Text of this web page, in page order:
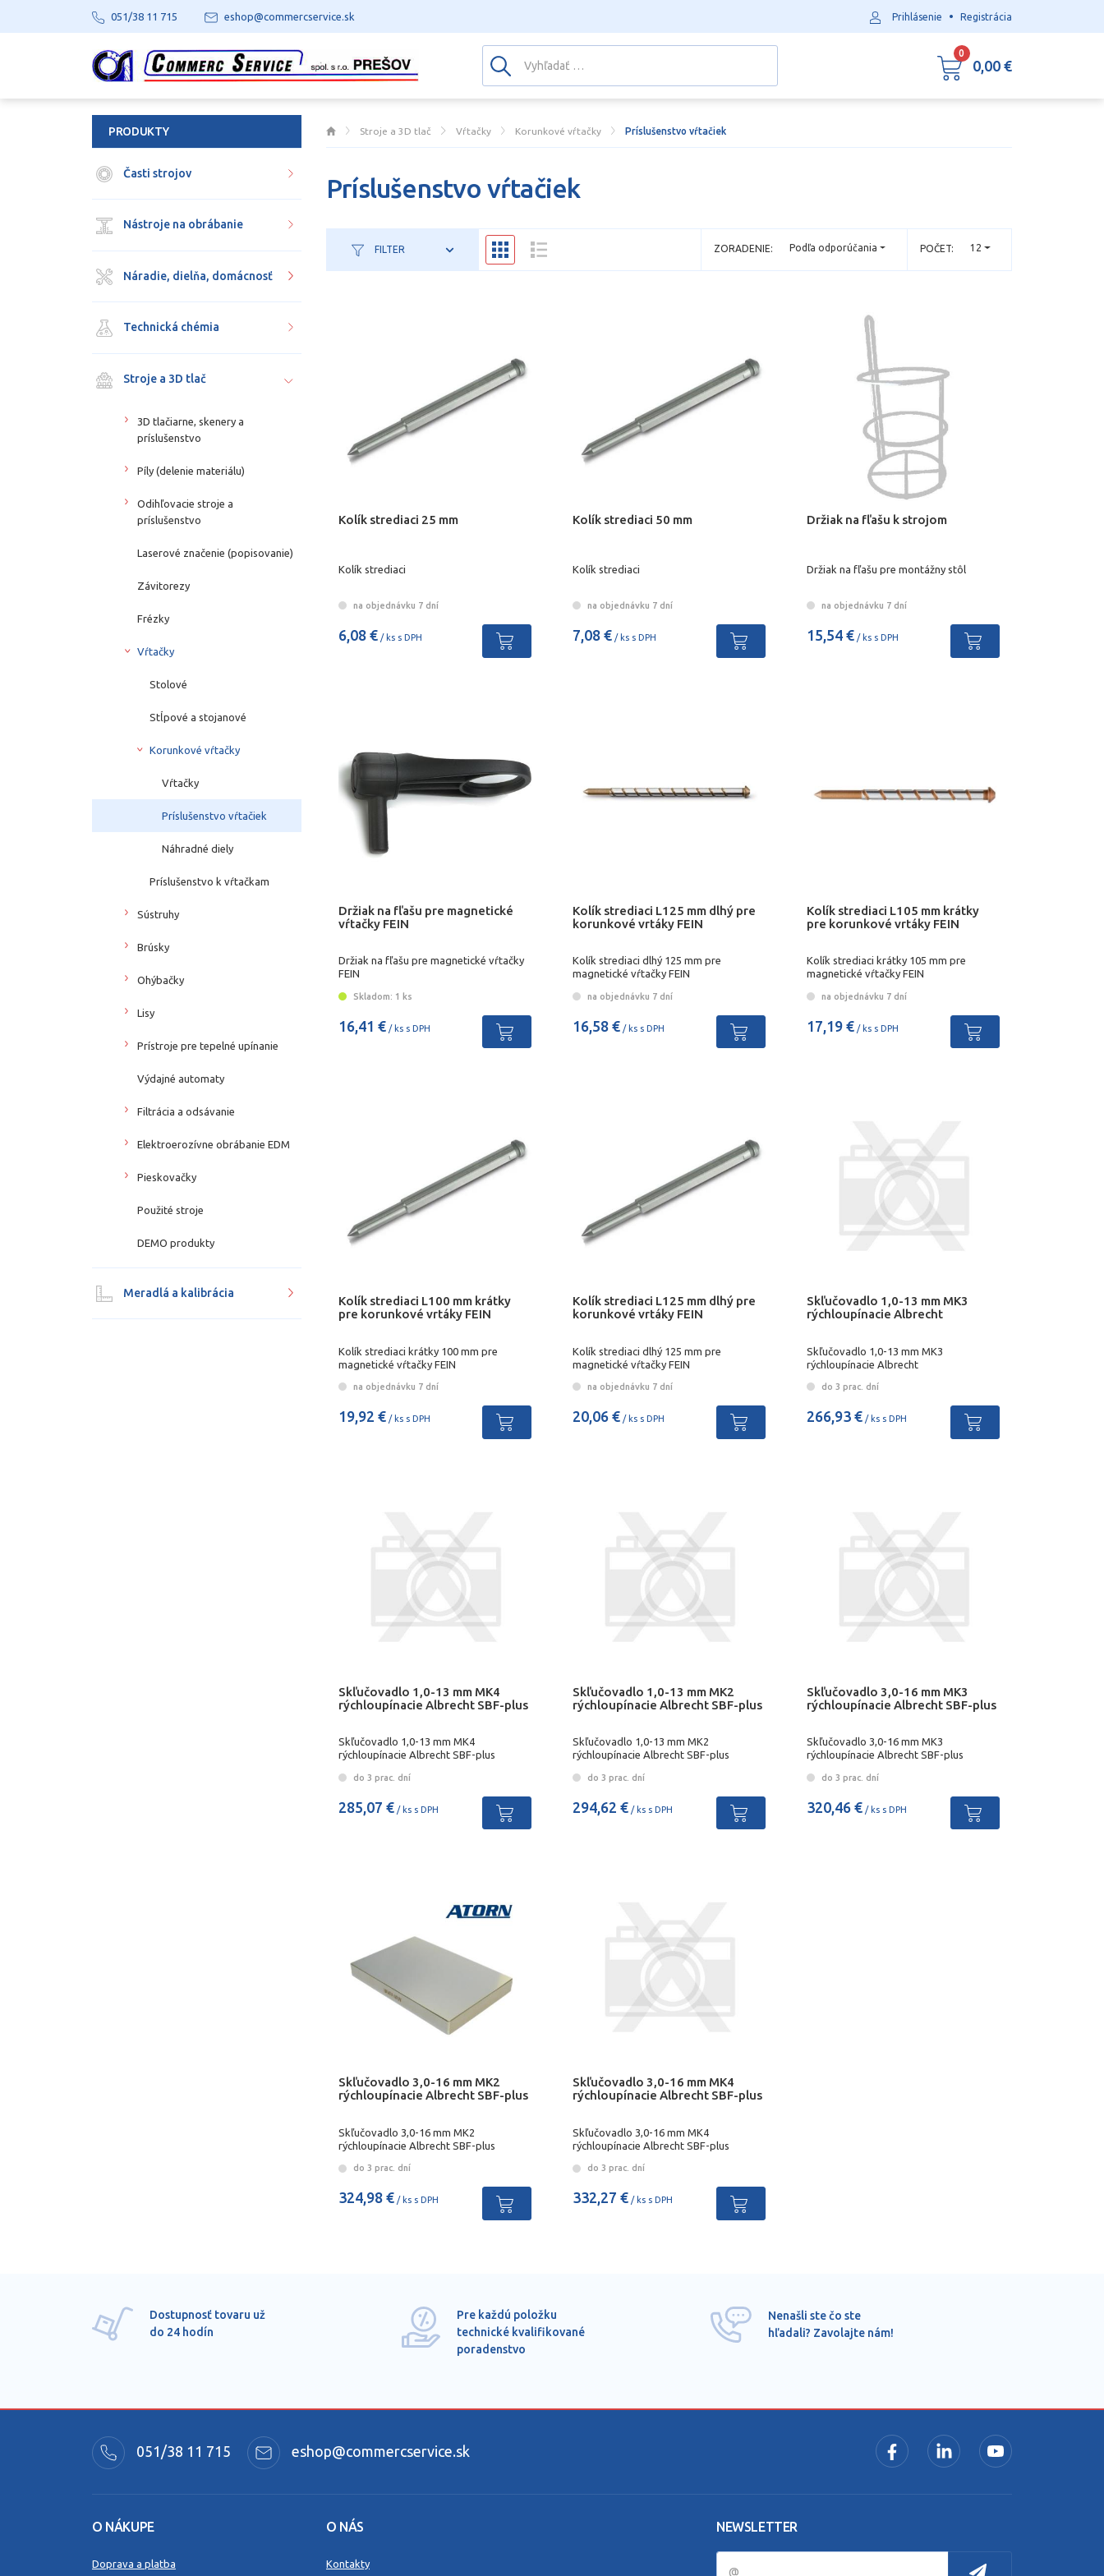
Stroje a 3D tlač Vŕtačky Korunkové vŕtačky Príslušenstvo vŕtačiek
Príslušenstvo vŕtačiek
FILTER POČET: 12
ZORADENIE: Podľa odporúčania
Kolík strediaci 25 mm
Kolík strediaci
na objednávku 7 dní
6,08 € / ks s DPH
Kolík strediaci 50 mm
Kolík strediaci
na objednávku 7 dní
7,08 €/ ks s DPH
Držiak na fľašu k strojom
Držiak na fľašu pre montážny stôl
na objednávku 7 dní
15,54 €/ ks s DPH
Držiak na fľašu pre magnetické
vŕtačky FEIN
Držiak na fľašu pre magnetické vŕtačky
FEIN
Skladom: 1 ks
16,41 € / ks s DPH
Kolík strediaci L125 mm dlhý pre
korunkové vrtáky FEIN
Kolík strediaci dlhý 125 mm pre
magnetické vŕtačky FEIN
na objednávku 7 dní
16,58 €/ ks s DPH
Kolík strediaci L105 mm krátky
pre korunkové vrtáky FEIN
Kolík strediaci krátky 105 mm pre
magnetické vŕtačky FEIN
na objednávku 7 dní
17,19 €/ ks s DPH
Kolík strediaci L100 mm krátky
pre korunkové vrtáky FEIN
Kolík strediaci krátky 100 mm pre
magnetické vŕtačky FEIN
na objednávku 7 dní
19,92 € / ks s DPH
Kolík strediaci L125 mm dlhý pre
korunkové vrtáky FEIN
Kolík strediaci dlhý 125 mm pre
magnetické vŕtačky FEIN
na objednávku 7 dní
20,06 €/ ks s DPH
Skľučovadlo 1,0-13 mm MK3
rýchloupínacie Albrecht
Skľučovadlo 1,0-13 mm MK3
rýchloupínacie Albrecht
do 3 prac. dní
266,93 €/ ks s DPH
Skľučovadlo 1,0-13 mm MK4
rýchloupínacie Albrecht SBF-plus
Skľučovadlo 1,0-13 mm MK4
rýchloupínacie Albrecht SBF-plus
do 3 prac. dní
285,07 € / ks s DPH
Skľučovadlo 1,0-13 mm MK2
rýchloupínacie Albrecht SBF-plus
Skľučovadlo 1,0-13 mm MK2
rýchloupínacie Albrecht SBF-plus
do 3 prac. dní
294,62 €/ ks s DPH
Skľučovadlo 3,0-16 mm MK3
rýchloupínacie Albrecht SBF-plus
Skľučovadlo 3,0-16 mm MK3
rýchloupínacie Albrecht SBF-plus
do 3 prac. dní
320,46 €/ ks s DPH
Skľučovadlo 3,0-16 mm MK2
rýchloupínacie Albrecht SBF-plus
Skľučovadlo 3,0-16 mm MK2
rýchloupínacie Albrecht SBF-plus
do 3 prac. dní
324,98 € / ks s DPH
Skľučovadlo 3,0-16 mm MK4
rýchloupínacie Albrecht SBF-plus
Skľučovadlo 3,0-16 mm MK4
rýchloupínacie Albrecht SBF-plus
do 3 prac. dní
332,27 €/ ks s DPH
PRODUKTY
Časti strojov
Nástroje na obrábanie
Náradie, dielňa, domácnosť
Technická chémia
Stroje a 3D tlač
3D tlačiarne, skenery a
príslušenstvo
Píly (delenie materiálu)
Odihľovacie stroje a
príslušenstvo
Laserové značenie (popisovanie)
Závitorezy
Frézky
Vŕtačky
Stolové
Stĺpové a stojanové
Korunkové vŕtačky
Vŕtačky
Príslušenstvo vŕtačiek
Náhradné diely
Príslušenstvo k vŕtačkam
Sústruhy
Brúsky
Ohýbačky
Lisy
Prístroje pre tepelné upínanie
Výdajné automaty
Filtrácia a odsávanie
Elektroerozívne obrábanie EDM
Pieskovačky
Použité stroje
DEMO produkty
Meradlá a kalibrácia
Dostupnosť tovaru už
do 24 hodín
Pre každú položku
technické kvalifikované
poradenstvo
Nenašli ste čo ste
hľadali? Zavolajte nám!
051/38 11 715 eshop@commercservice.sk
O NÁKUPE
Doprava a platba
O NÁS
Kontakty
NEWSLETTER
051/38 11 715 eshop@commercservice.sk Prihlásenie • Registrácia
0
0,00 €